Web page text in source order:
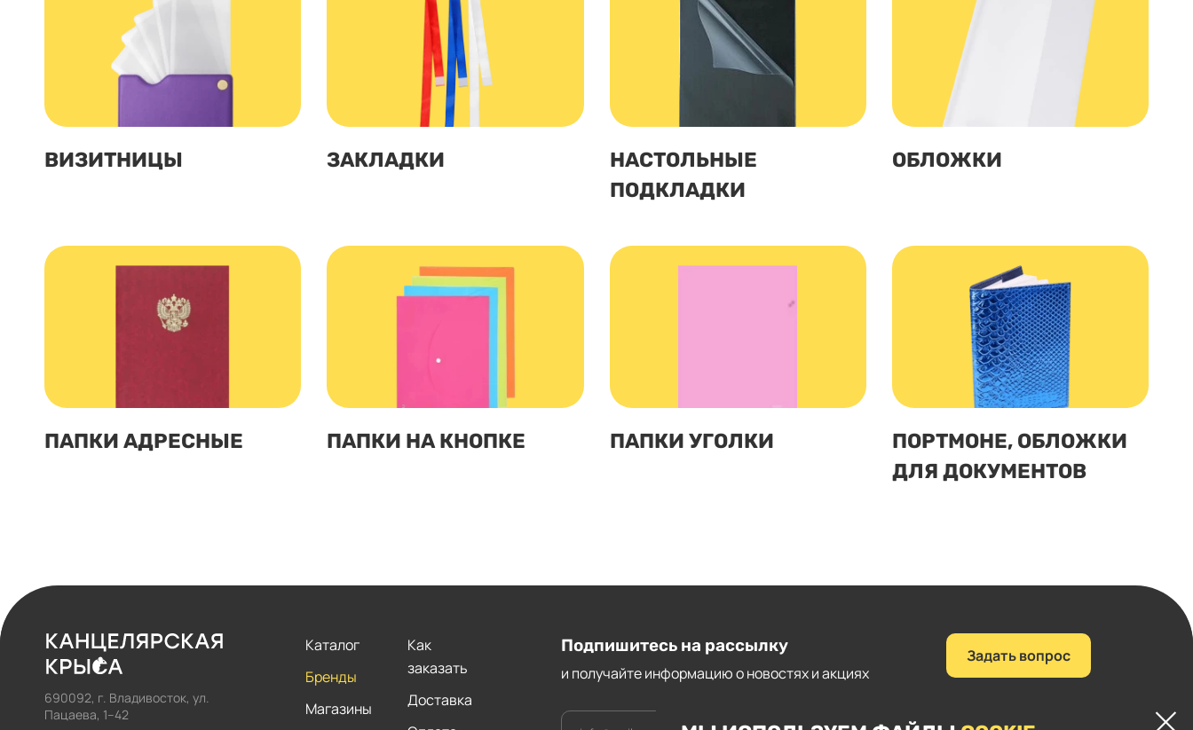
ВИЗИТНИЦЫ ЗАКЛАДКИ
НАСТОЛЬНЫЕ
ПОДКЛАДКИ
ОБЛОЖКИ
ПАПКИ АДРЕСНЫЕ ПАПКИ НА КНОПКЕ ПАПКИ УГОЛКИ
ПОРТМОНЕ, ОБЛОЖКИ
ДЛЯ ДОКУМЕНТОВ
690092, г. Владивосток, ул.
Пацаева, 1–42
Каталог
Бренды
Магазины
Как
заказать
Доставка
Подпишитесь на рассылку
и получайте информацию о новостях и акциях
Задать вопрос